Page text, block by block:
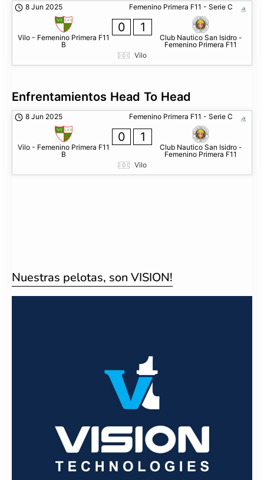
Femenino Primera F11 - Serie C
8 Jun 2025
Vilo - Femenino Primera F11
B
0 1
Club Nautico San Isidro -
Femenino Primera F11
Vilo
Enfrentamientos Head To Head
Femenino Primera F11 - Serie C
8 Jun 2025
Vilo - Femenino Primera F11
B
0 1
Club Nautico San Isidro -
Femenino Primera F11
Vilo
Nuestras pelotas, son VISION!